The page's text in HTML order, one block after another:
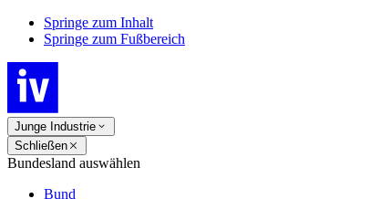
Springe zum Inhalt
Springe zum Fußbereich
Junge Industrie
Schließen
Bundesland auswählen
Bund